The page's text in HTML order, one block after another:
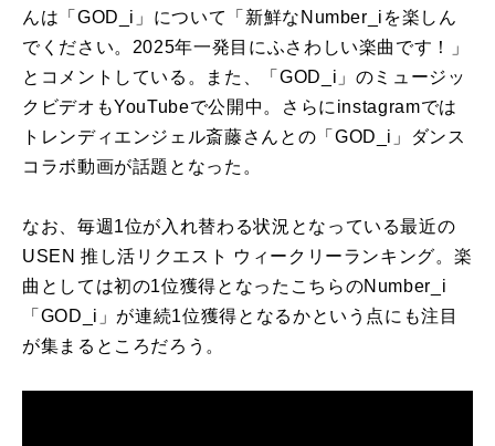
んは「GOD_i」について「新鮮なNumber_iを楽しん
でください。2025年一発目にふさわしい楽曲です！」
とコメントしている。また、「GOD_i」のミュージッ
クビデオもYouTubeで公開中。さらにinstagramでは
トレンディエンジェル斎藤さんとの「GOD_i」ダンス
コラボ動画が話題となった。
なお、毎週1位が入れ替わる状況となっている最近の
USEN 推し活リクエスト ウィークリーランキング。楽
曲としては初の1位獲得となったこちらのNumber_i
「GOD_i」が連続1位獲得となるかという点にも注目
が集まるところだろう。